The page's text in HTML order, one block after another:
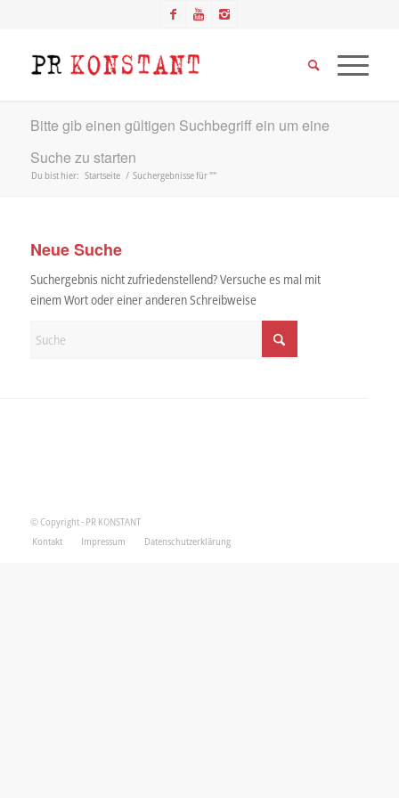
Bitte gib einen gültigen Suchbegriff ein um eine
Suche zu starten
Du bist hier: Startseite / Suchergebnisse für ""
Neue Suche
Suchergebnis nicht zufriedenstellend? Versuche es mal mit
einem Wort oder einer anderen Schreibweise
© Copyright - PR KONSTANT
Kontakt
Impressum Datenschutzerklärung